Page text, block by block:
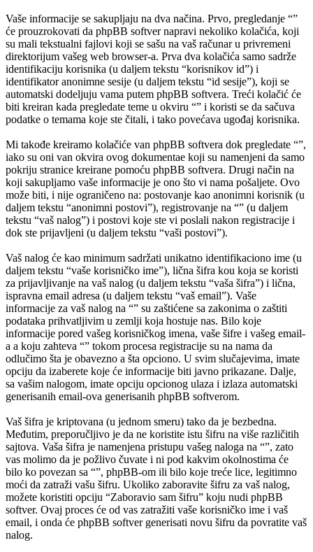
Vaše informacije se sakupljaju na dva načina. Prvo, pregledanje “”
će prouzrokovati da phpBB softver napravi nekoliko kolačića, koji
su mali tekstualni fajlovi koji se sašu na vaš računar u privremeni
direktorijum vašeg web browser-a. Prva dva kolačića samo sadrže
identifikaciju korisnika (u daljem tekstu “korisnikov id”) i
identifikator anonimne sesije (u daljem tekstu “id sesije”), koji se
automatski dodeljuju vama putem phpBB softvera. Treći kolačić će
biti kreiran kada pregledate teme u okviru “” i koristi se da sačuva
podatke o temama koje ste čitali, i tako povećava ugođaj korisnika.
Mi takođe kreiramo kolačiće van phpBB softvera dok pregledate “”,
iako su oni van okvira ovog dokumentae koji su namenjeni da samo
pokriju stranice kreirane pomoću phpBB softvera. Drugi način na
koji sakupljamo vaše informacije je ono što vi nama pošaljete. Ovo
može biti, i nije ograničeno na: postovanje kao anonimni korisnik (u
daljem tekstu “anonimni postovi”), registrovanje na “” (u daljem
tekstu “vaš nalog”) i postovi koje ste vi poslali nakon registracije i
dok ste prijavljeni (u daljem tekstu “vaši postovi”).
Vaš nalog će kao minimum sadržati unikatno identifikaciono ime (u
daljem tekstu “vaše korisničko ime”), lična šifra kou koja se koristi
za prijavljivanje na vaš nalog (u daljem tekstu “vaša šifra”) i lična,
ispravna email adresa (u daljem tekstu “vaš email”). Vaše
informacije za vaš nalog na “” su zaštićene sa zakonima o zaštiti
podataka prihvatljivim u zemlji koja hostuje nas. Bilo koje
informacije pored vašeg korisničkog imena, vaše šifre i vašeg email-
a a koju zahteva “” tokom procesa registracije su na nama da
odlučimo šta je obavezno a šta opciono. U svim slučajevima, imate
opciju da izaberete koje će informacije biti javno prikazane. Dalje,
sa vašim nalogom, imate opciju opcionog ulaza i izlaza automatski
generisanih email-ova generisanih phpBB softverom.
Vaš šifra je kriptovana (u jednom smeru) tako da je bezbedna.
Međutim, preporučljivo je da ne koristite istu šifru na više različitih
sajtova. Vaša šifra je namenjena pristupu vašeg naloga na “”, zato
vas molimo da je požlivo čuvate i ni pod kakvim okolnostima će
bilo ko povezan sa “”, phpBB-om ili bilo koje treće lice, legitimno
moći da zatraži vašu šifru. Ukoliko zaboravite šifru za vaš nalog,
možete koristiti opciju “Zaboravio sam šifru” koju nudi phpBB
softver. Ovaj proces će od vas zatražiti vaše korisničko ime i vaš
email, i onda će phpBB softver generisati novu šifru da povratite vaš
nalog.